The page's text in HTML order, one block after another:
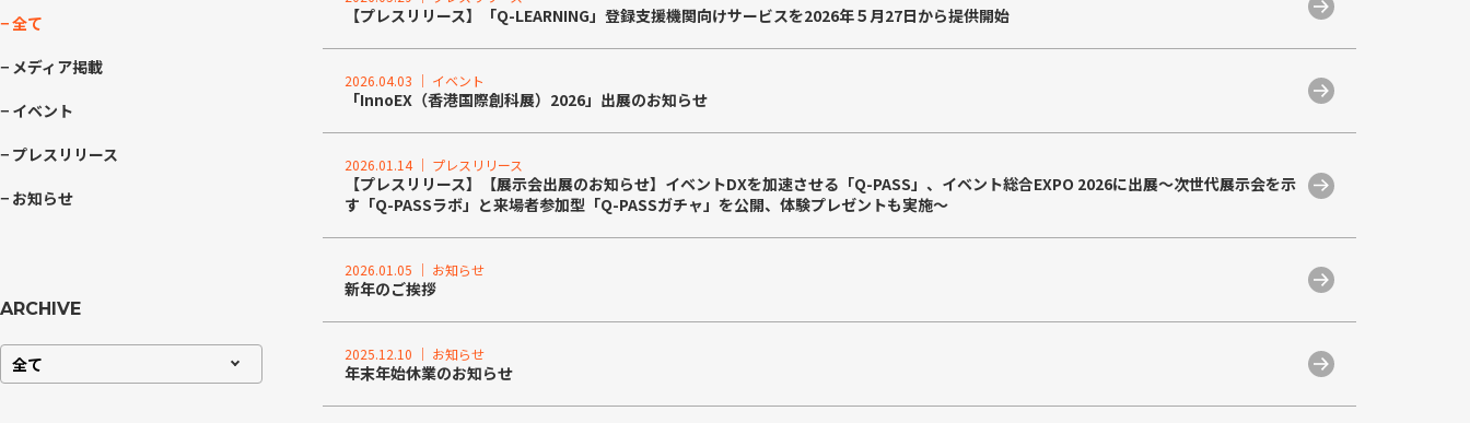
− 全て
− メディア掲載
− イベント
− プレスリリース
− お知らせ
ARCHIVE
全て
【プレスリリース】「Q-LEARNING」登録支援機関向けサービスを2026年５月27日から提供開始
2026.04.03 ｜ イベント
「InnoEX（香港国際創科展）2026」出展のお知らせ
2026.01.14 ｜ プレスリリース
【プレスリリース】【展示会出展のお知らせ】イベントDXを加速させる「Q-PASS」、イベント総合EXPO 2026に出展〜次世代展示会を示
す「Q-PASSラボ」と来場者参加型「Q-PASSガチャ」を公開、体験プレゼントも実施〜
2026.01.05 ｜ お知らせ
新年のご挨拶
2025.12.10 ｜ お知らせ
年末年始休業のお知らせ